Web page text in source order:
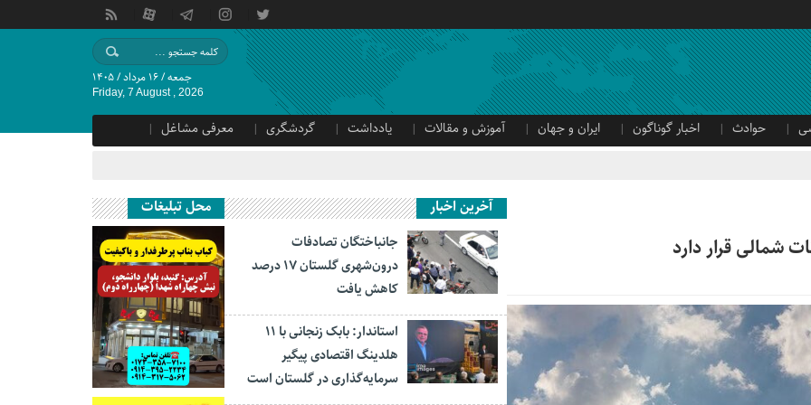
جمعه / ۱۶ مرداد / ۱۴۰۵
Friday, 7 August , 2026
حوادث اخبار گوناگون ایران و جهان آموزش و مقالات یادداشت گردشگری
معرفی مشاغل
شمالی قرار دارد
آخرین اخبار
جانباختگان تصادفات
درون‌شهری گلستان ۱۷ درصد
کاهش یافت
استاندار: بابک زنجانی با ۱۱
هلدینگ اقتصادی پیگیر
سرمایه‌گذاری در گلستان است
محل تبلیغات